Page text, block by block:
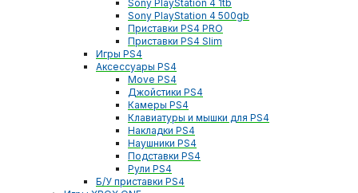
Sony PlayStation 4 1tb
Sony PlayStation 4 500gb
Приставки PS4 PRO
Приставки PS4 Slim
Игры PS4
Аксессуары PS4
Move PS4
Джойстики PS4
Камеры PS4
Клавиатуры и мышки для PS4
Накладки PS4
Наушники PS4
Подставки PS4
Рули PS4
Б/У приставки PS4